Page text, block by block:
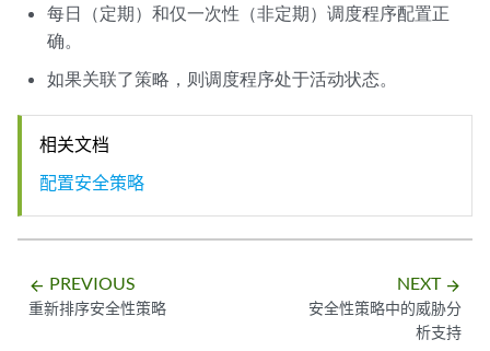
        start-time 10:00 stop-time 17:00
    }
    sunday {
        start-time 12:00 stop-time 14:00;
    monday {
        all-day;
    friday {
        exclude;
每日（定期）和仅一次性（非定期）调度程序配置正
确。
如果关联了策略，则调度程序处于活动状态。
相关文档
配置安全策略
arrow_backward PREVIOUS
重新排序安全性策略
NEXT arrow_forward
安全性策略中的威胁分
析支持